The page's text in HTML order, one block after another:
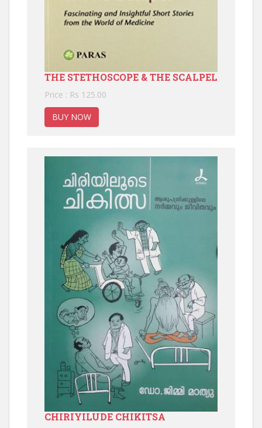
THE STETHOSCOPE & THE SCALPEL
Price : Rs 125.00
BUY NOW
CHIRIYILUDE CHIKITSA